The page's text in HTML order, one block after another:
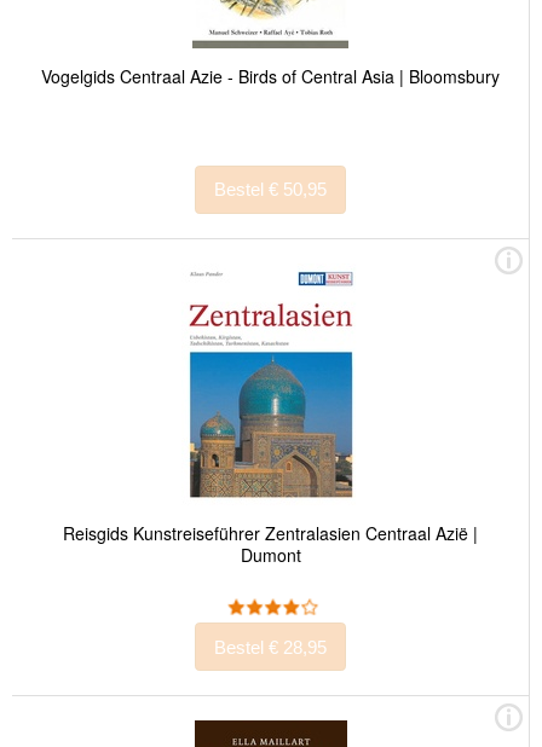
Vogelgids Centraal Azie - Birds of Central Asia | Bloomsbury
Bestel € 50,95
Reisgids Kunstreiseführer Zentralasien Centraal Azië |
Dumont
Bestel € 28,95